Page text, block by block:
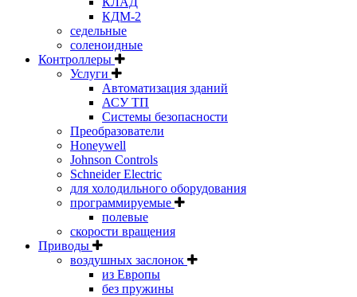
КДМ-2
седельные
соленоидные
Контроллеры
Услуги
Автоматизация зданий
АСУ ТП
Системы безопасности
Преобразователи
Honeywell
Johnson Controls
Schneider Electric
для холодильного оборудования
программируемые
полевые
скорости вращения
Приводы
воздушных заслонок
из Европы
без пружины